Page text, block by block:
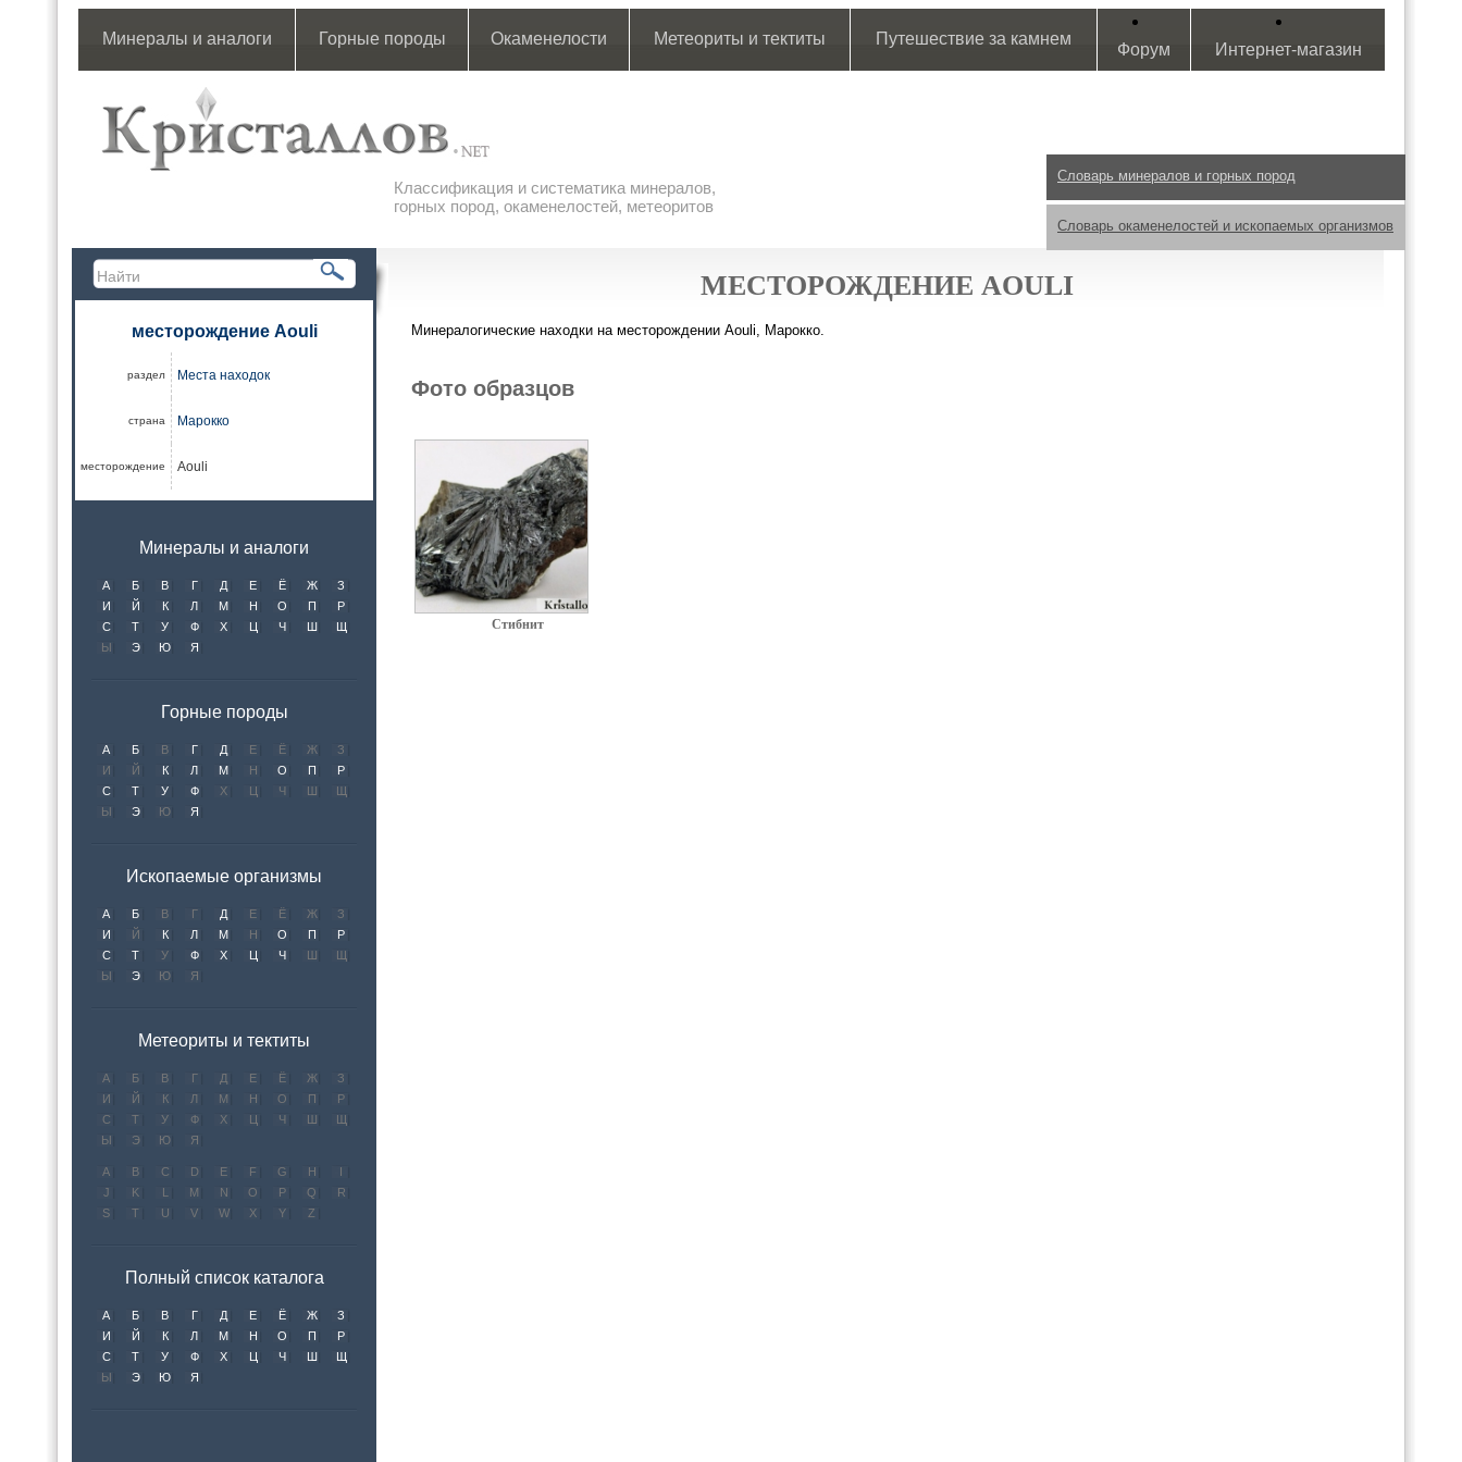
Минералы и аналоги Горные породы Окаменелости Метеориты и тектиты Путешествие за камнем
Форум Интернет-магазин
Классификация и систематика минералов,
горных пород, окаменелостей, метеоритов
Словарь минералов и горных пород
Словарь окаменелостей и ископаемых организмов
месторождение Aouli
раздел Места находок
страна Марокко
месторождение Aouli
Минералы и аналоги
А Б В Г Д Е Ё Ж
З
И
Й К Л М Н О П
Р
С
Т У Ф Х Ц Ч Ш
Щ
Ы
Э Ю Я
Горные породы
А Б В Г Д Е Ё Ж
З
И
Й К Л М Н О П
Р
С
Т У Ф Х Ц Ч Ш
Щ
Ы
Э Ю Я
Ископаемые организмы
А Б В Г Д Е Ё Ж
З
И
Й К Л М Н О П
Р
С
Т У Ф Х Ц Ч Ш
Щ
Ы
Э Ю Я
Метеориты и тектиты
А Б В Г Д Е Ё Ж
З
И
Й К Л М Н О П
Р
С
Т У Ф Х Ц Ч Ш
Щ
Ы
Э Ю Я
A B C D E F G H
I
J
K L M N O P Q
R
S
T U V W X Y Z
Полный список каталога
А Б В Г Д Е Ё Ж
З
И
Й К Л М Н О П
Р
С
Т У Ф Х Ц Ч Ш
Щ
Ы
Э Ю Я
МЕСТОРОЖДЕНИЕ AOULI
Минералогические находки на месторождении Aouli, Марокко.
Фото образцов
Стибнит